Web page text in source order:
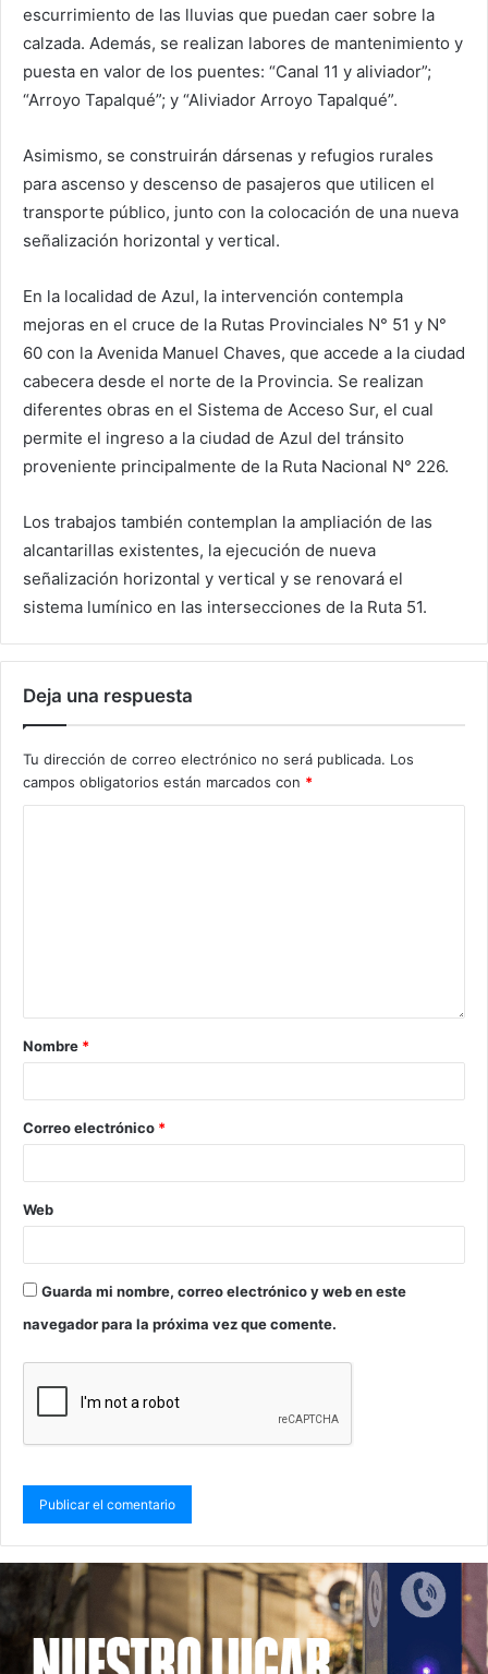
escurrimiento de las lluvias que puedan caer sobre la
calzada. Además, se realizan labores de mantenimiento y
puesta en valor de los puentes: “Canal 11 y aliviador”;
“Arroyo Tapalqué”; y “Aliviador Arroyo Tapalqué”.
Asimismo, se construirán dársenas y refugios rurales
para ascenso y descenso de pasajeros que utilicen el
transporte público, junto con la colocación de una nueva
señalización horizontal y vertical.
En la localidad de Azul, la intervención contempla
mejoras en el cruce de la Rutas Provinciales N° 51 y N°
60 con la Avenida Manuel Chaves, que accede a la ciudad
cabecera desde el norte de la Provincia. Se realizan
diferentes obras en el Sistema de Acceso Sur, el cual
permite el ingreso a la ciudad de Azul del tránsito
proveniente principalmente de la Ruta Nacional N° 226.
Los trabajos también contemplan la ampliación de las
alcantarillas existentes, la ejecución de nueva
señalización horizontal y vertical y se renovará el
sistema lumínico en las intersecciones de la Ruta 51.
Deja una respuesta
Tu dirección de correo electrónico no será publicada. Los
campos obligatorios están marcados con *
Nombre *
Correo electrónico *
Web
Guarda mi nombre, correo electrónico y web en este
navegador para la próxima vez que comente.